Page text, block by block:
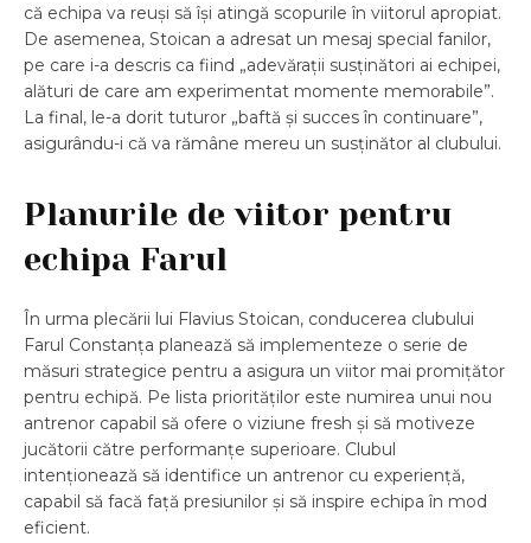
că echipa va reuși să își atingă scopurile în viitorul apropiat.
De asemenea, Stoican a adresat un mesaj special fanilor,
pe care i-a descris ca fiind „adevărații susținători ai echipei,
alături de care am experimentat momente memorabile”.
La final, le-a dorit tuturor „baftă și succes în continuare”,
asigurându-i că va rămâne mereu un susținător al clubului.
Planurile de viitor pentru
echipa Farul
În urma plecării lui Flavius Stoican, conducerea clubului
Farul Constanța planează să implementeze o serie de
măsuri strategice pentru a asigura un viitor mai promițător
pentru echipă. Pe lista priorităților este numirea unui nou
antrenor capabil să ofere o viziune fresh și să motiveze
jucătorii către performanțe superioare. Clubul
intenționează să identifice un antrenor cu experiență,
capabil să facă față presiunilor și să inspire echipa în mod
eficient.